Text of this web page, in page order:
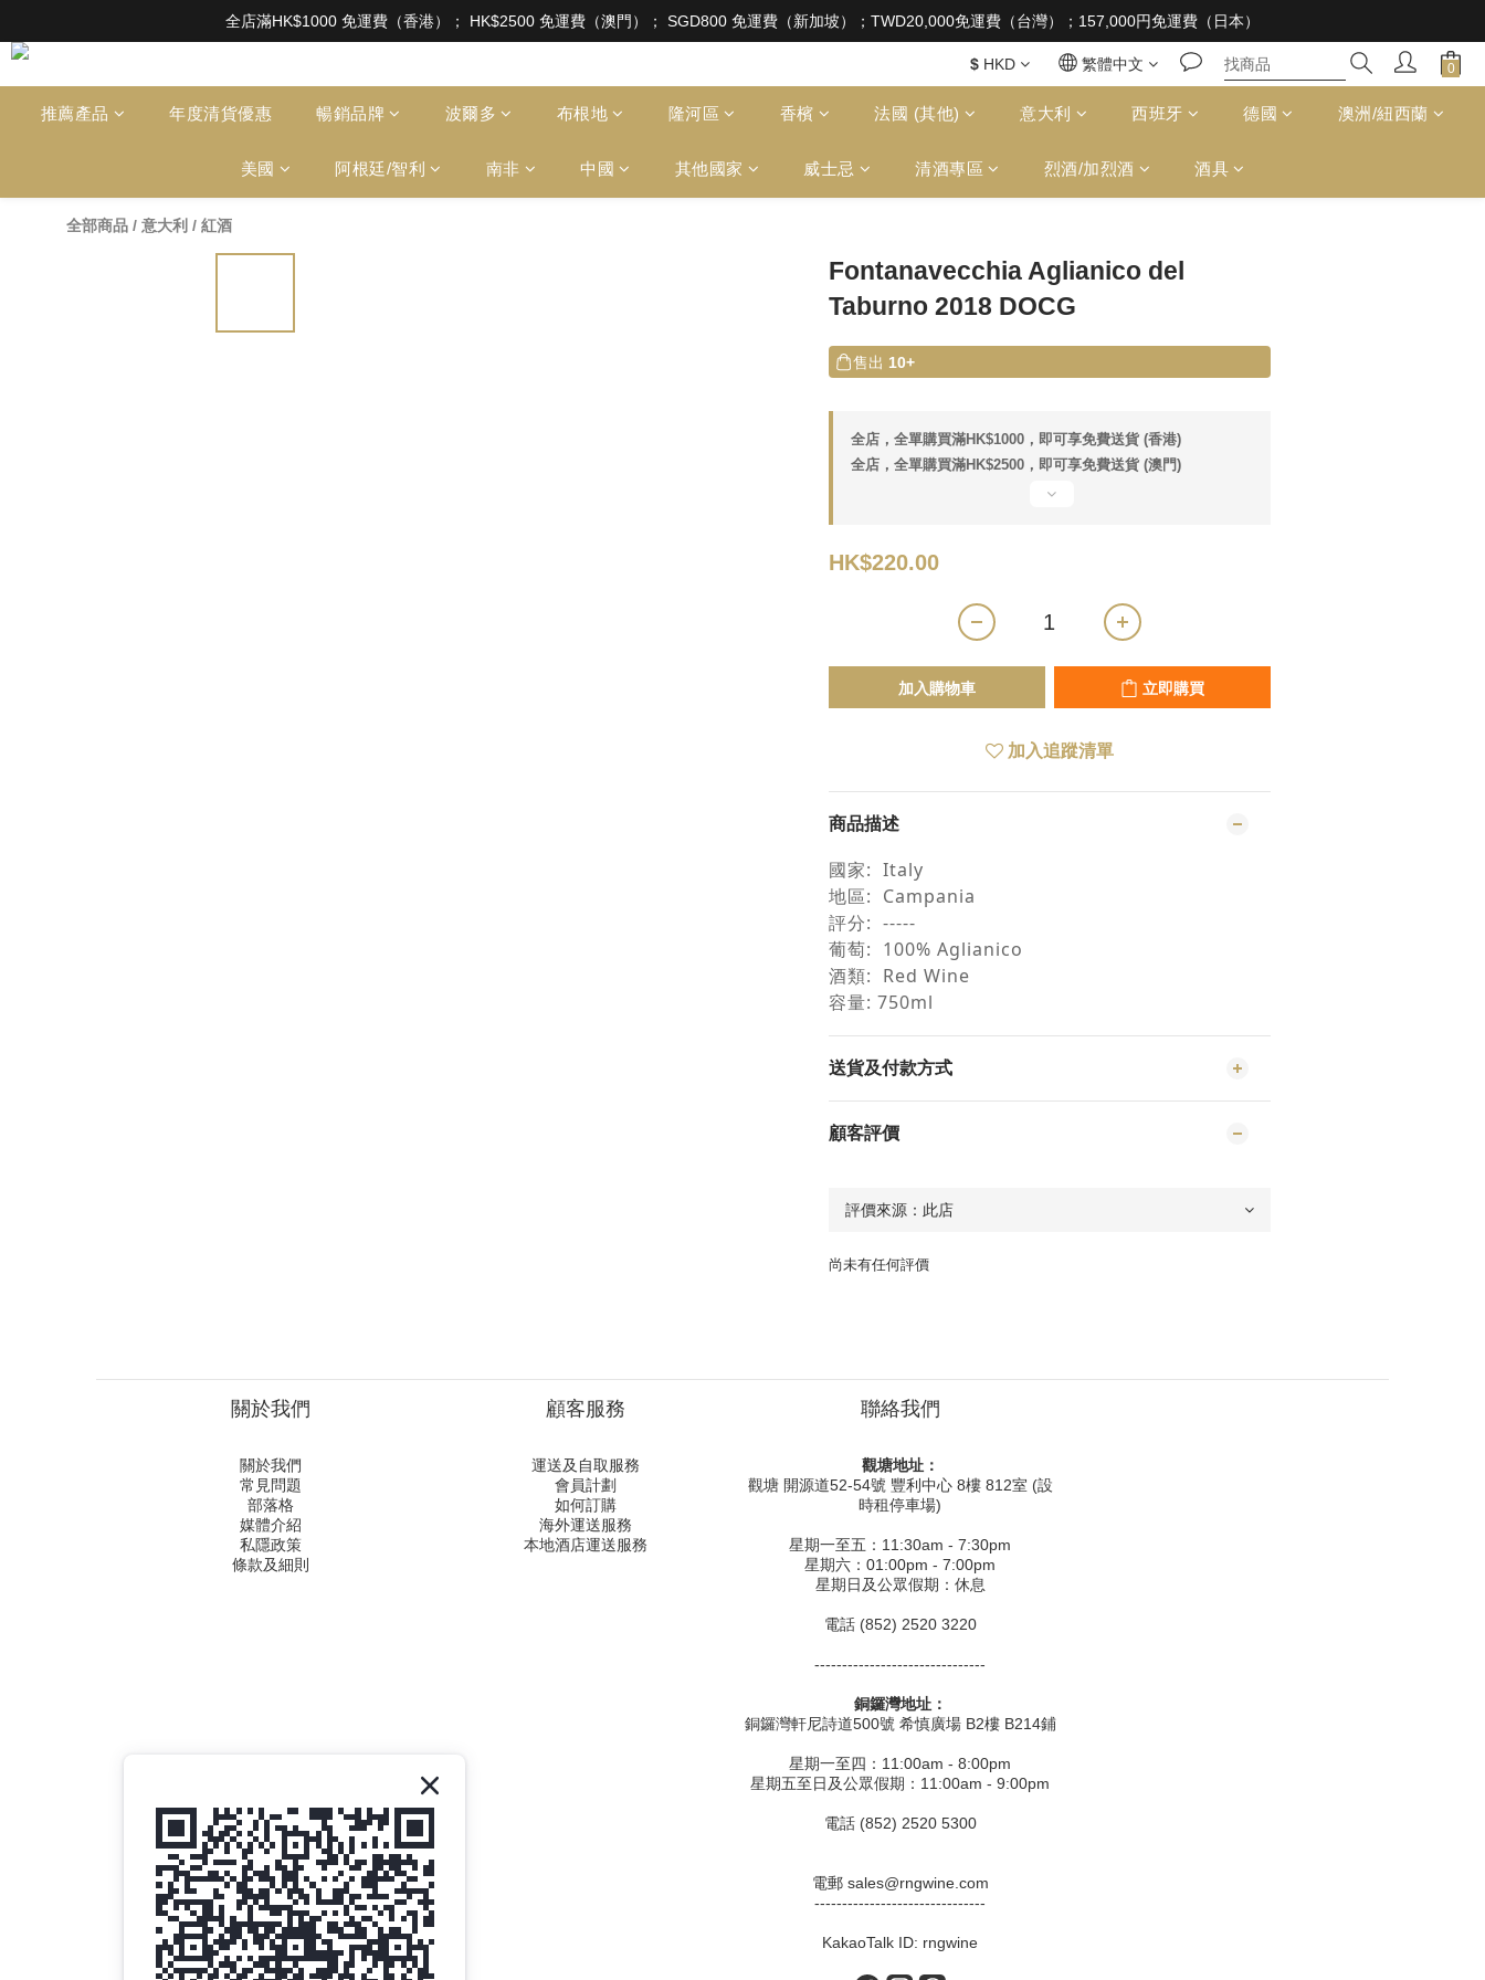
根據香港法律，不得在業務過程中，向未成年人售賣或供應令人醺醉的酒類。Under the law of Hong Kong, intoxicating liquor must not be sold or supplied to a minor in the course of business
全店滿HK$1000 免運費（香港）； HK$2500 免運費（澳門）； SGD800 免運費（新加坡）；TWD20,000免運費（台灣）；157,000円免運費（日本）
根據香港法律，不得在業務過程中，向未成年人售賣或供應令人醺醉的酒類。Under the law of Hong Kong, intoxicating liquor must not be sold or supplied to a minor in the course of business
$ HKD 繁體中文
推薦產品 年度清貨優惠 暢銷品牌 波爾多 布根地 隆河區 香檳 法國 (其他) 意大利 西班牙 德國 澳洲/紐西蘭
美國 阿根廷/智利 南非 中國 其他國家 威士忌 清酒專區 烈酒/加烈酒 酒具
全部商品 / 意大利 / 紅酒
Fontanavecchia Aglianico del
Taburno 2018 DOCG
售出 10+
全店，全單購買滿HK$1000，即可享免費送貨 (香港)
全店，全單購買滿HK$2500，即可享免費送貨 (澳門)
HK$220.00
加入購物車 立即購買
加入追蹤清單
商品描述
國家: Italy
地區: Campania
評分: -----
葡萄: 100% Aglianico
酒類: Red Wine
容量: 750ml
送貨及付款方式
顧客評價
尚未有任何評價
關於我們
關於我們
常見問題
部落格
媒體介紹
私隱政策
條款及細則
顧客服務
運送及自取服務
會員計劃
如何訂購
海外運送服務
本地酒店運送服務
聯絡我們
觀塘地址：
觀塘 開源道52-54號 豐利中心 8樓 812室 (設
時租停車場)
星期一至五：11:30am - 7:30pm
星期六：01:00pm - 7:00pm
星期日及公眾假期：休息
電話 (852) 2520 3220
-------------------------------
銅鑼灣地址：
銅鑼灣軒尼詩道500號 希慎廣場 B2樓 B214鋪
星期一至四：11:00am - 8:00pm
星期五至日及公眾假期：11:00am - 9:00pm
電話 (852) 2520 5300
電郵 sales@rngwine.com
-------------------------------
KakaoTalk ID: rngwine